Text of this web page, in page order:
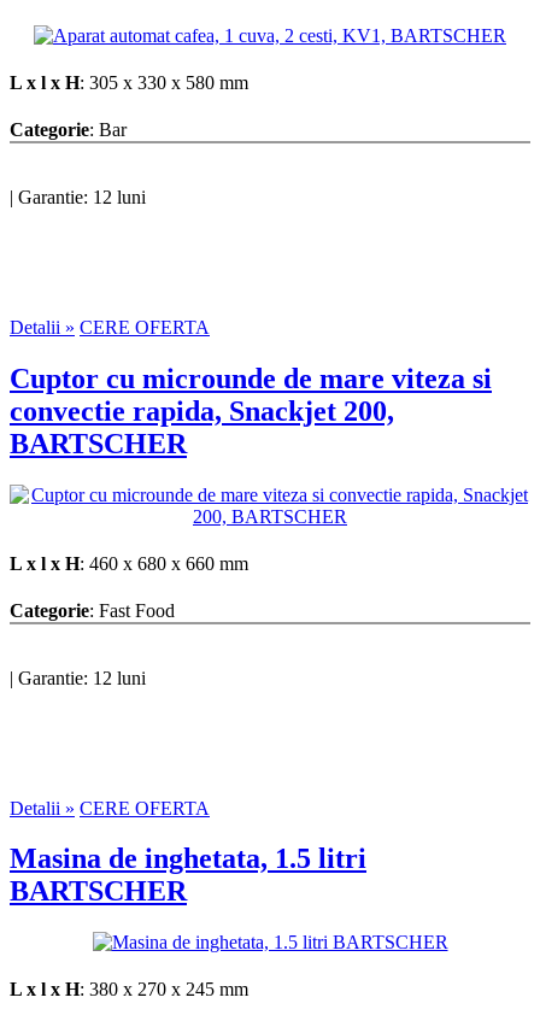
L x l x H: 305 x 330 x 580 mm
Categorie: Bar
| Garantie: 12 luni
Detalii » CERE OFERTA
Cuptor cu microunde de mare viteza si
convectie rapida, Snackjet 200,
BARTSCHER
L x l x H: 460 x 680 x 660 mm
Categorie: Fast Food
| Garantie: 12 luni
Detalii » CERE OFERTA
Masina de inghetata, 1.5 litri
BARTSCHER
L x l x H: 380 x 270 x 245 mm